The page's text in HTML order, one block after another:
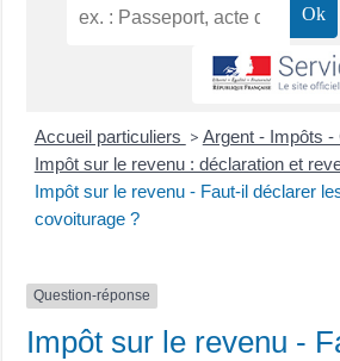
Accueil particuliers > Argent - Impôts
Impôt sur le revenu : déclaration et
Impôt sur le revenu - Faut-il déclarer
covoiturage ?
Question-réponse
Impôt sur le revenu -